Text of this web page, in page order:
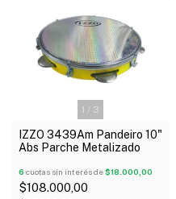
1 / 3
IZZO 3439Am Pandeiro 10"
Abs Parche Metalizado
6 cuotas sin interés de$18.000,00
$108.000,00